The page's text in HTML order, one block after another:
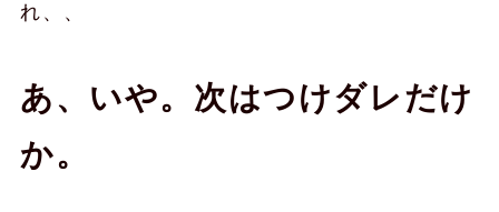
れ、、
あ、いや。次はつけダレだけ
か。